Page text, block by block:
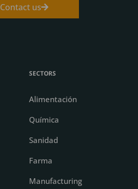
Contact us
SECTORS
Alimentación
Química
Sanidad
Farma
Manufacturing